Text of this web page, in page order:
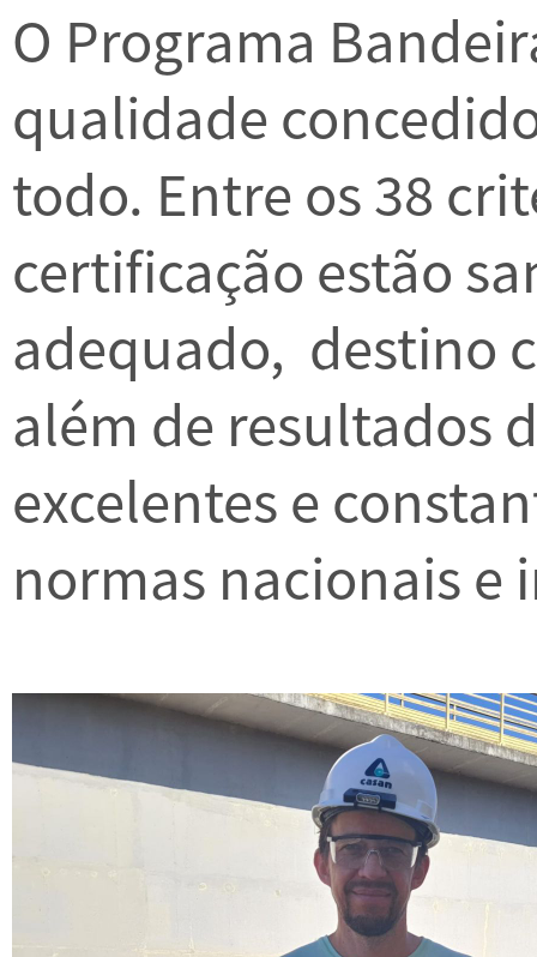
O Programa
qualidade
todo. Entre os 38
certificação estão
adequado, destino
além de resultados
excelentes e
normas nacionais e